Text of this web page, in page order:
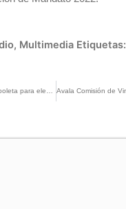
, Multimedia Etiquetas: